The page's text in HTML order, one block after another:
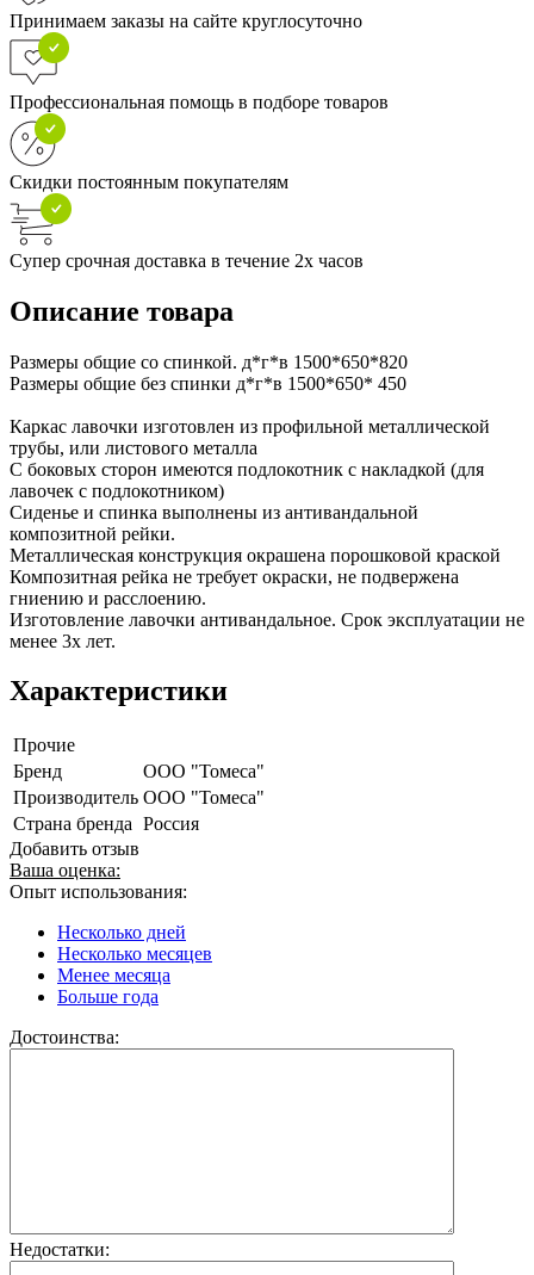
Принимаем заказы на сайте круглосуточно
Профессиональная помощь в подборе товаров
Скидки постоянным покупателям
Супер срочная доставка в течение 2х часов
Описание товара
Размеры общие со спинкой. д*г*в 1500*650*820
Размеры общие без спинки д*г*в 1500*650* 450
Каркас лавочки изготовлен из профильной металлической
трубы, или листового металла
С боковых сторон имеются подлокотник с накладкой (для
лавочек с подлокотником)
Сиденье и спинка выполнены из антивандальной
композитной рейки.
Металлическая конструкция окрашена порошковой краской
Композитная рейка не требует окраски, не подвержена
гниению и расслоению.
Изготовление лавочки антивандальное. Срок эксплуатации не
менее 3х лет.
Характеристики
Прочие
Бренд
ООО "Томеса"
Производитель ООО "Томеса"
Страна бренда Россия
Добавить отзыв
Ваша оценка:
Опыт использования:
Несколько дней
Несколько месяцев
Менее месяца
Больше года
Достоинства:
Недостатки: